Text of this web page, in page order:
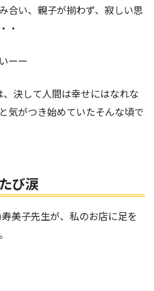
合い、親子が揃わず、寂しい思
・
ーー
決して人間は幸せにはなれな
気がつき始めていたそんな頃で
び涙
美子先生が、私のお店に足を